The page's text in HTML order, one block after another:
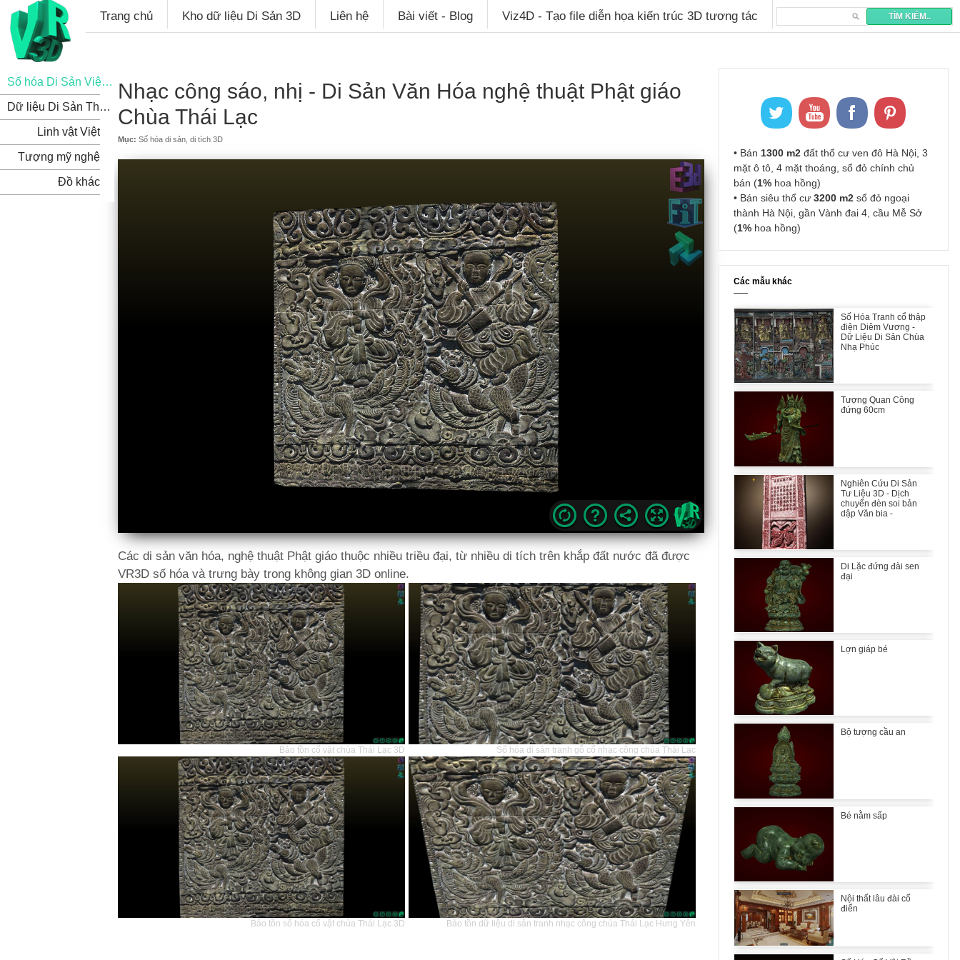
Trang chủ Kho dữ liệu Di Sản 3D Liên hệ Bài viết - Blog Viz4D - Tạo file diễn họa kiến trúc 3D tương tác
Nhạc công sáo, nhị - Di Sản Văn Hóa nghệ thuật Phật giáo
Chùa Thái Lạc
Mục: Số hóa di sản, di tích 3D
Các di sản văn hóa, nghệ thuật Phật giáo thuộc nhiều triều đại, từ nhiều di tích trên khắp đất nước đã được
VR3D số hóa và trưng bày trong không gian 3D online.
Bảo tồn cổ vật chùa Thái Lạc 3D Số hóa di sản tranh gỗ cổ nhạc công chùa Thái Lạc
Bảo tồn số hóa cổ vật chùa Thái Lạc 3D Bảo tồn dữ liệu di sản tranh nhạc công chùa Thái Lạc Hưng Yên
• Bán 1300 m2đất thổ cư ven đô Hà Nội, 3
mặt ô tô, 4 mặt thoáng, sổ đỏ chính chủ
bán (1%hoa hồng)
• Bán siêu thổ cư 3200 m2sổ đỏ ngoại
thành Hà Nội, gần Vành đai 4, cầu Mễ Sở
(1%hoa hồng)
Các mẫu khác
Số Hóa Tranh cổ thập
điện Diêm Vương -
Dữ Liệu Di Sản Chùa
Nhạ Phúc
Tượng Quan Công
đứng 60cm
Nghiên Cứu Di Sản
Tư Liệu 3D - Dịch
chuyển đèn soi bản
dập Văn bia -
Di Lặc đứng đài sen
đại
Lợn giáp bé
Bộ tượng cầu an
Bé nằm sấp
Nội thất lâu đài cổ
điển
Số hóa Di Sản Việt Nam
Dữ liệu Di Sản Thế Giới
Linh vật Việt
Tượng mỹ nghệ
Đồ khác